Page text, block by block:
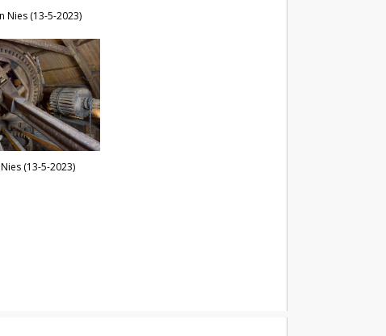
Nies (13-5-2023)
(13-5-2023)